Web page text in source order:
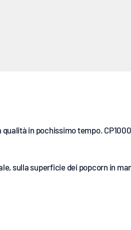
in pochissimo tempo.
sulla superficie dei popcorn in